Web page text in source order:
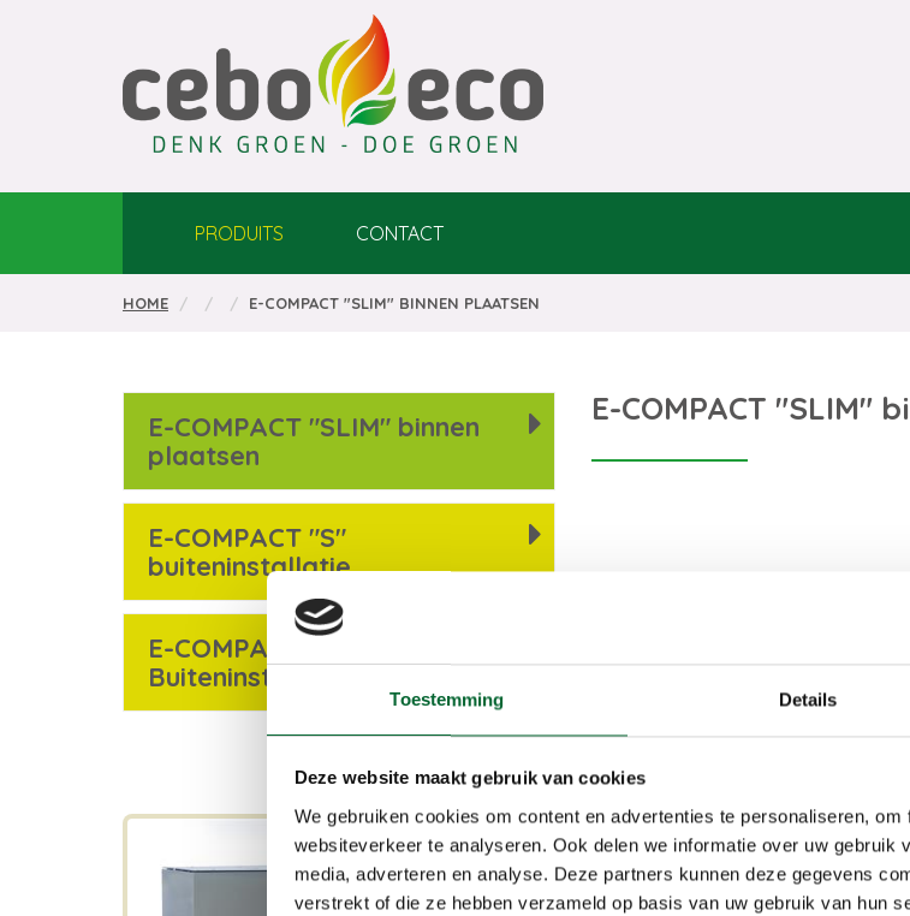
Toestemming Details
Deze website maakt gebruik van cookies
We gebruiken cookies om content en advertenties te personaliseren,
websiteverkeer te analyseren. Ook delen we informatie over uw gebruik
media, adverteren en analyse. Deze partners kunnen deze gegevens
verstrekt of die ze hebben verzameld op basis van uw gebruik van hun
PRODUITS CONTACT
HOME E-COMPACT "SLIM" BINNEN PLAATSEN
E-COMPACT "SLIM" binnen
plaatsen
E-COMPACT "S"
buiteninstallatie
E-COMPACT "SLIM"
Buiteninstallatie
E-COMPACT "SLIM"